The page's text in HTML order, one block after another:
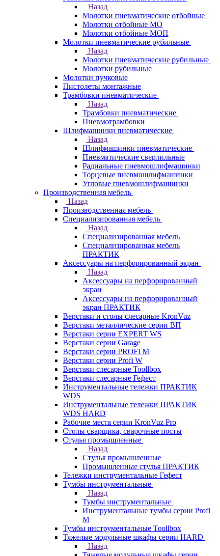
Назад
Молотки пневматические отбойные
Молотки отбойные МО
Молотки отбойные МОП
Молотки пневматические рубильные
Назад
Молотки пневматические рубильные
Молотки рубильные
Молотки пучковые
Пистолеты монтажные
Трамбовки пневматические
Назад
Трамбовки пневматические
Пневмотрамбовки
Шлифмашинки пневматические
Назад
Шлифмашинки пневматические
Пневматические сверлильные
Радиальные пневмошлифмашинки
Торцевые пневмошлифмашинки
Угловые пневмошлифмашинки
Производственная мебель
Назад
Производственная мебель
Cпециализированная мебель
Назад
Cпециализированная мебель
Специализированная мебель
ПРАКТИК
Аксессуары на перфорированный экран
Назад
Аксессуары на перфорированный
экран
Аксессуары на перфорированный
экран ПРАКТИК
Верстаки и столы слесарные KronVuz
Верстаки металлические серии ВП
Верстаки серии EXPERT WS
Верстаки серии Garage
Верстаки серии PROFI M
Верстаки серии Profi W
Верстаки слесарные Toollbox
Верстаки слесарные Гефест
Инструментальные тележки ПРАКТИК
WDS
Инструментальные тележки ПРАКТИК
WDS HARD
Рабочие места серии KronVuz Pro
Столы сварщика, сварочные посты
Стулья промышленные
Назад
Стулья промышленные
Промышленные стулья ПРАКТИК
Тележки инструментальные Гефест
Тумбы инструментальные
Назад
Тумбы инструментальные
Инструментальные тумбы серии Profi
M
Тумбы инструментальные Toollbox
Тяжелые модульные шкафы серии HARD
Назад